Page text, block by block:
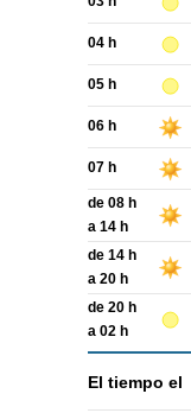
04 h
05 h
06 h
07 h
de 08 h
a 14 h
de 14 h
a 20 h
de 20 h
a 02 h
El tiempo el